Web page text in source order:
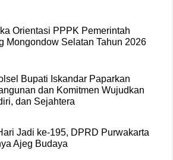
Orientasi PPPK Pemerintah
Mongondow Selatan Tahun 2026
Bupati Iskandar Paparkan
dan Komitmen Wujudkan
dan Sejahtera
Jadi ke-195, DPRD Purwakarta
Ajeg Budaya